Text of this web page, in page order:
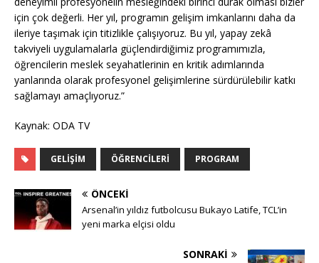
için çok değerli. Her yıl, programın gelişim imkanlarını daha da
ileriye taşımak için titizlikle çalışıyoruz. Bu yıl, yapay zekâ
takviyeli uygulamalarla güçlendirdiğimiz programımızla,
öğrencilerin meslek seyahatlerinin en kritik adımlarında
yanlarında olarak profesyonel gelişimlerine sürdürülebilir katkı
sağlamayı amaçlıyoruz.”
Kaynak: ODA TV
GELIŞIM ÖĞRENCILERI PROGRAM
ÖNCEKI
Arsenal’in yıldız futbolcusu Bukayo Latife, TCL’in
yeni marka elçisi oldu
SONRAKI